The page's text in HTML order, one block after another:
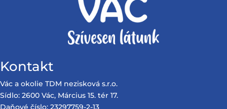
Kontakt
Vác a okolie TDM nezisková s.r.o.
Sídlo: 2600 Vác, Március 15. tér 17.
Daňové číslo: 23297759-2-13